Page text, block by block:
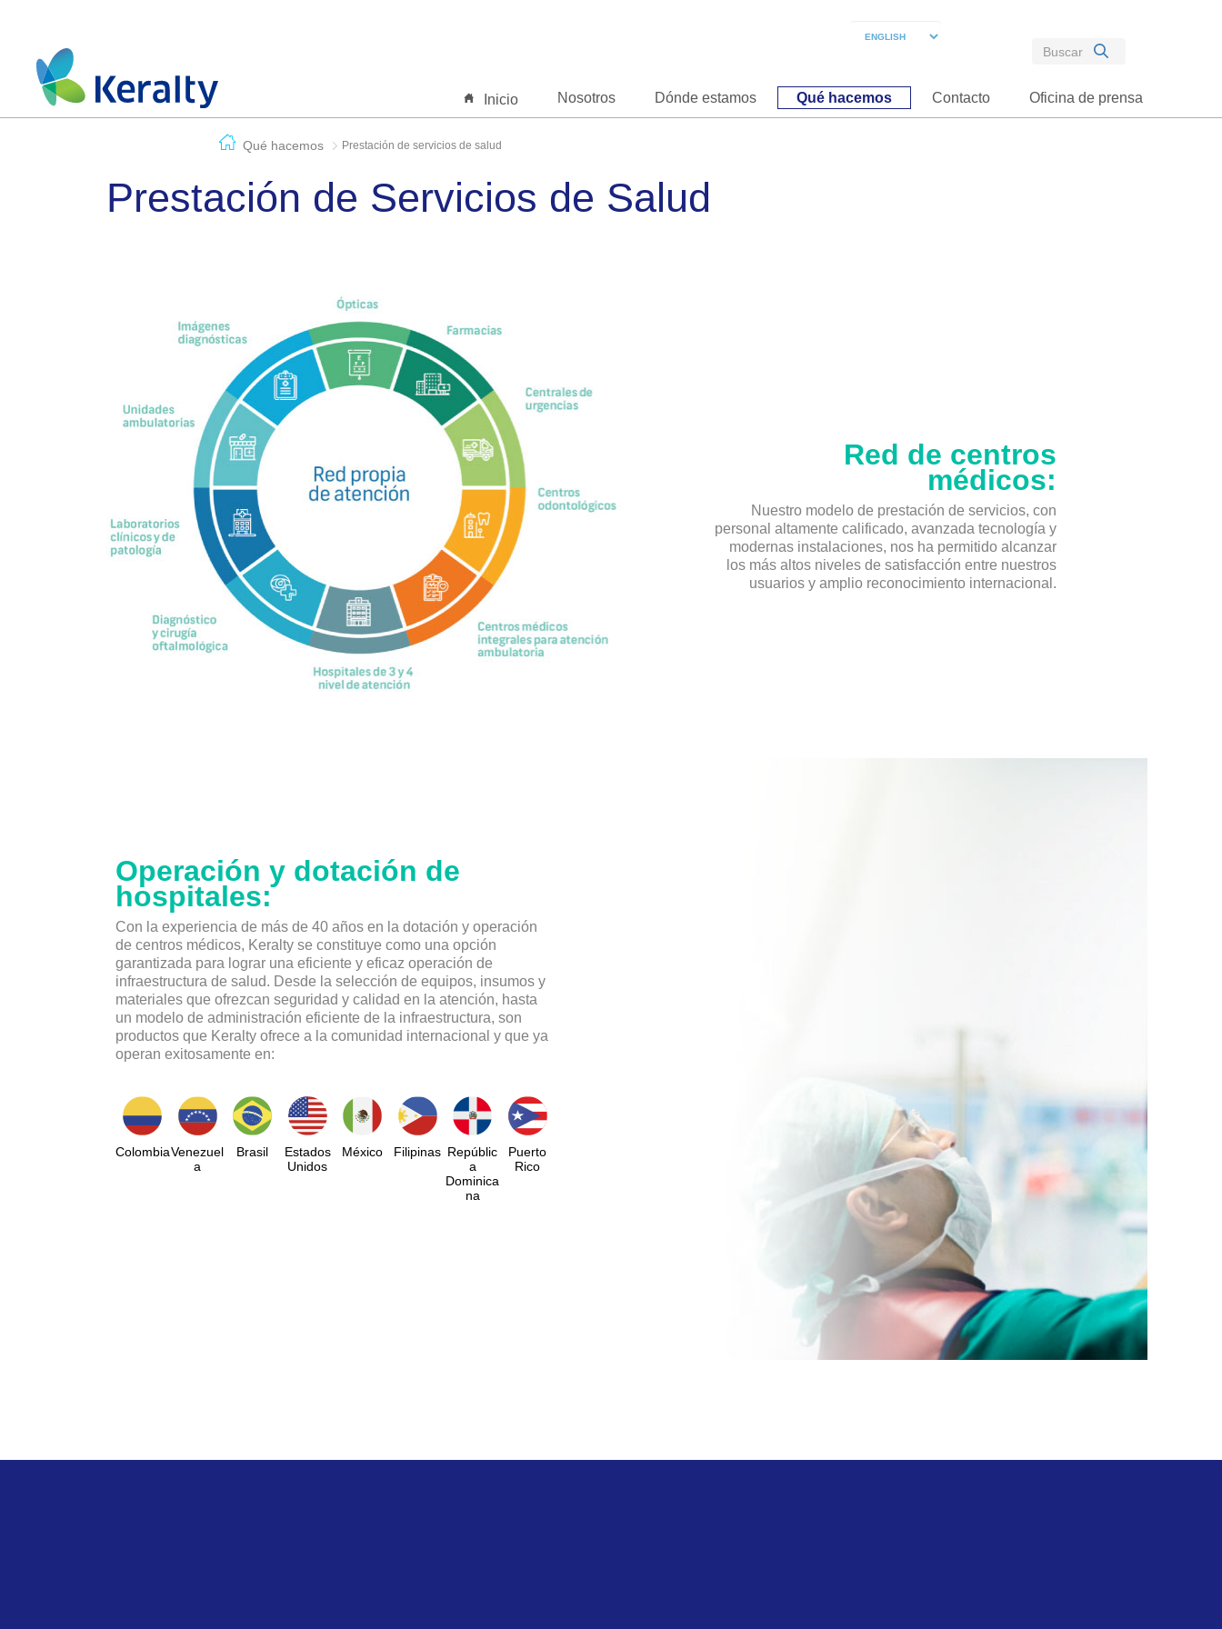
Inicio Nosotros Dónde estamos Qué hacemos Contacto Oficina de prensa
Qué hacemos Prestación de servicios de salud
Prestación de Servicios de Salud
Red de centros
médicos:
Nuestro modelo de prestación de servicios, con
personal altamente calificado, avanzada tecnología y
modernas instalaciones, nos ha permitido alcanzar
los más altos niveles de satisfacción entre nuestros
usuarios y amplio reconocimiento internacional.
Operación y dotación de
hospitales:
Con la experiencia de más de 40 años en la dotación y operación
de centros médicos, Keralty se constituye como una opción
garantizada para lograr una eficiente y eficaz operación de
infraestructura de salud. Desde la selección de equipos, insumos y
materiales que ofrezcan seguridad y calidad en la atención, hasta
un modelo de administración eficiente de la infraestructura, son
productos que Keralty ofrece a la comunidad internacional y que ya
operan exitosamente en:
ColombiaVenezuel
a
Brasil
Estados
Unidos
México Filipinas Repúblic
a
Dominica
na
Puerto
Rico